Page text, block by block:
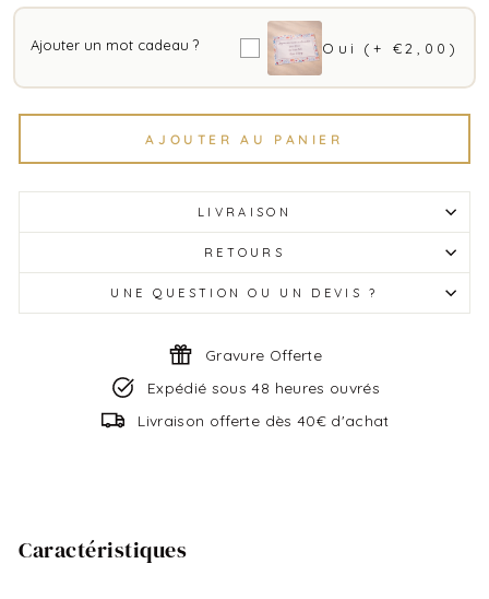
Ajouter un mot cadeau ? Oui (+ €2,00)
AJOUTER AU PANIER
LIVRAISON
RETOURS
UNE QUESTION OU UN DEVIS ?
Gravure Offerte
Expédié sous 48 heures ouvrés
Livraison offerte dès 40€ d'achat
Caractéristiques